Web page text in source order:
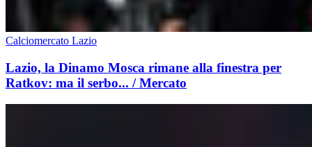
Calciomercato Lazio
Lazio, la Dinamo Mosca rimane alla finestra per
Ratkov: ma il serbo... / Mercato